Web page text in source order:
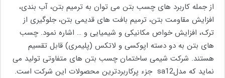
از جمله کاربرد های چسب بتن می توان به ترمیم بتن، آب بندی،
افزایش مقاومت بتن، ترمیم بافت های قدیمی بتن، جلوگیری از
ترک، افزایش خواص مکانیکی و شیمیایی و … اشاره نمود. چسب
های بتن به دو دسته اپوکسی و لاتکس (پلیمری) قابل تقسیم
هستند. شرکت شیمی ساختمان چسب بتن های متفاوتی تولید می
نماید که مدلsa12 جزء پرکاربردترین محصولات این شرکت است.